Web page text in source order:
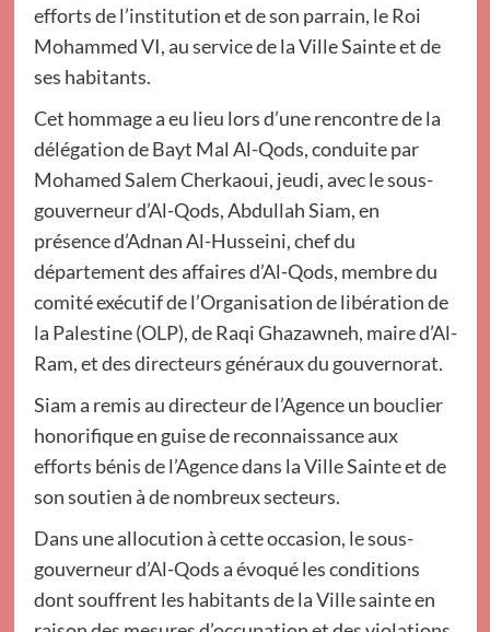
efforts de l’institution et de son parrain, le Roi
Mohammed VI, au service de la Ville Sainte et de
ses habitants.
Cet hommage a eu lieu lors d’une rencontre de la
délégation de Bayt Mal Al-Qods, conduite par
Mohamed Salem Cherkaoui, jeudi, avec le sous-
gouverneur d’Al-Qods, Abdullah Siam, en
présence d’Adnan Al-Husseini, chef du
département des affaires d’Al-Qods, membre du
comité exécutif de l’Organisation de libération de
la Palestine (OLP), de Raqi Ghazawneh, maire d’Al-
Ram, et des directeurs généraux du gouvernorat.
Siam a remis au directeur de l’Agence un bouclier
honorifique en guise de reconnaissance aux
efforts bénis de l’Agence dans la Ville Sainte et de
son soutien à de nombreux secteurs.
Dans une allocution à cette occasion, le sous-
gouverneur d’Al-Qods a évoqué les conditions
dont souffrent les habitants de la Ville sainte en